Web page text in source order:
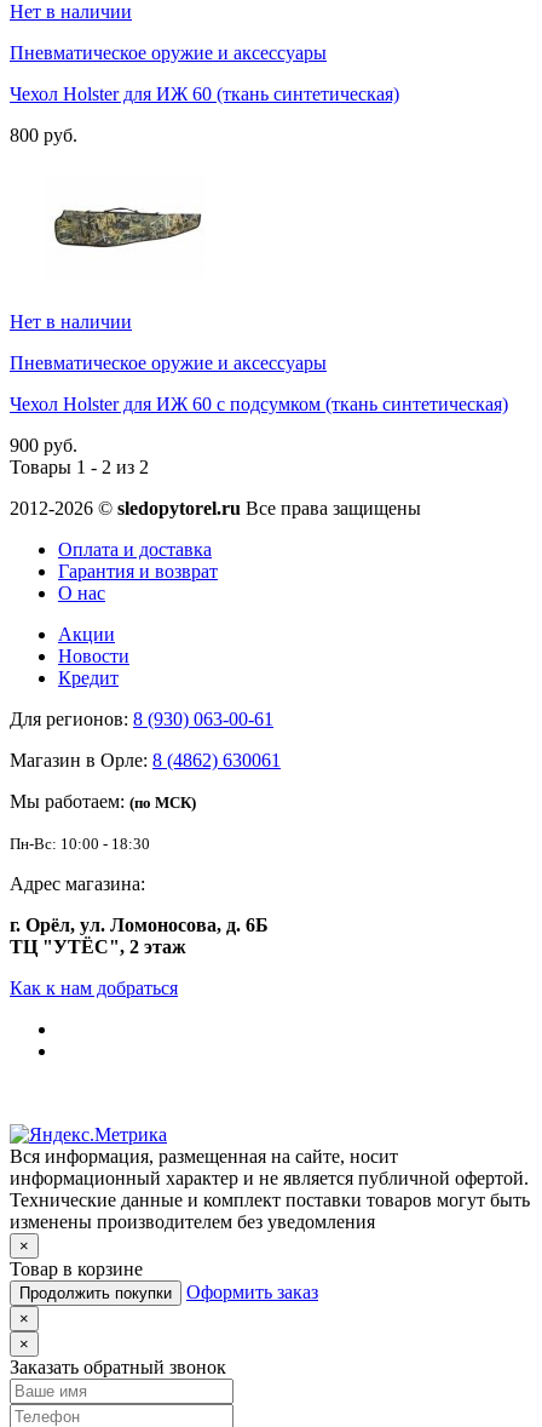
Нет в наличии
Пневматическое оружие и аксессуары
Чехол Holster для ИЖ 60 (ткань синтетическая)
800 руб.
Нет в наличии
Пневматическое оружие и аксессуары
Чехол Holster для ИЖ 60 с подсумком (ткань синтетическая)
900 руб.
Товары 1 - 2 из 2
2012-2026 © sledopytorel.ru Все права защищены
Оплата и доставка
Гарантия и возврат
О нас
Акции
Новости
Кредит
Для регионов: 8 (930) 063-00-61
Магазин в Орле: 8 (4862) 630061
Мы работаем: (по МСК)
Пн-Вс: 10:00 - 18:30
Адрес магазина:
г. Орёл, ул. Ломоносова, д. 6Б
ТЦ "УТЁС", 2 этаж
Как к нам добраться
Вся информация, размещенная на сайте, носит
информационный характер и не является публичной офертой.
Технические данные и комплект поставки товаров могут быть
изменены производителем без уведомления
×
Товар в корзине
Продолжить покупки Оформить заказ
×
×
Заказать обратный звонок